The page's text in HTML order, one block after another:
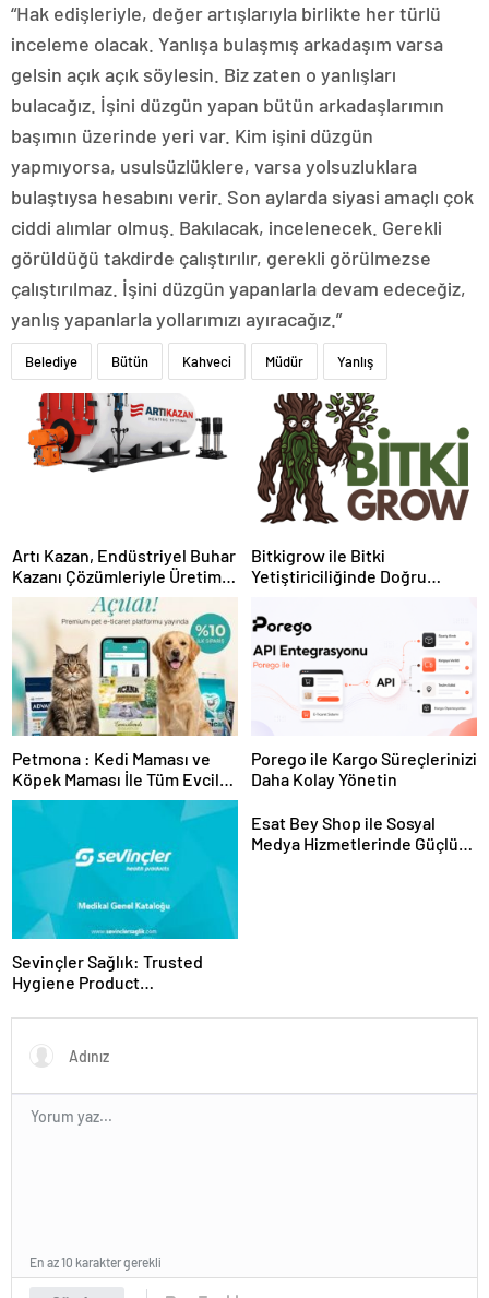
“Hak edişleriyle, değer artışlarıyla birlikte her türlü
inceleme olacak. Yanlışa bulaşmış arkadaşım varsa
gelsin açık açık söylesin. Biz zaten o yanlışları
bulacağız. İşini düzgün yapan bütün arkadaşlarımın
başımın üzerinde yeri var. Kim işini düzgün
yapmıyorsa, usulsüzlüklere, varsa yolsuzluklara
bulaştıysa hesabını verir. Son aylarda siyasi amaçlı çok
ciddi alımlar olmuş. Bakılacak, incelenecek. Gerekli
görüldüğü takdirde çalıştırılır, gerekli görülmezse
çalıştırılmaz. İşini düzgün yapanlarla devam edeceğiz,
yanlış yapanlarla yollarımızı ayıracağız.”
Belediye Bütün Kahveci Müdür Yanlış
Artı Kazan, Endüstriyel Buhar
Kazanı Çözümleriyle Üretim
Tesislerine Verimli Sistemler
Sunuyor
Bitkigrow ile Bitki
Yetiştiriciliğinde Doğru
Petmona : Kedi Maması ve
Köpek Maması İle Tüm Evcil
Hayvan Ürünleri
Porego ile Kargo Süreçlerinizi
Daha Kolay Yönetin
Sevinçler Sağlık: Trusted
Hygiene Product
Esat Bey Shop ile Sosyal
Medya Hizmetlerinde Güçlü
En az 10 karakter gerekli